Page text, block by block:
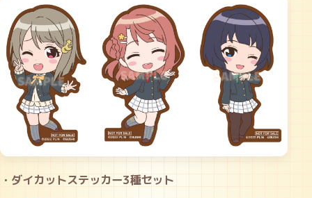
・ダイカットステッカー3種セット